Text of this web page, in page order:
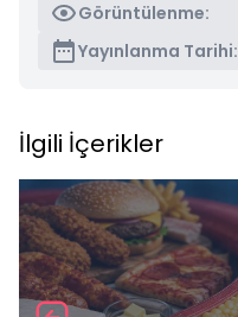
Görüntülenme:
Yayınlanma Tarihi:
İlgili İçerikler